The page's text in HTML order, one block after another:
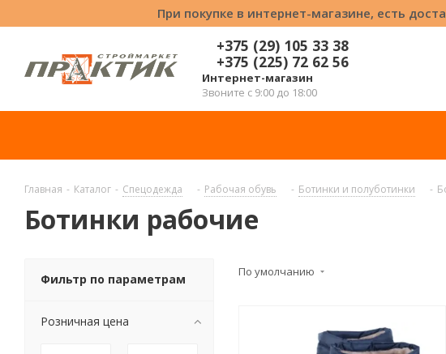
При покупке в интернет-магазине, есть
+375 (29) 105 33 38
+375 (225) 72 62 56
Интернет-магазин
Звоните с 9:00 до 18:00
Главная - Каталог - Спецодежда - Рабочая обувь - Ботинки и полуботинки -
Ботинки рабочие
По умолчанию
Фильтр по параметрам
Розничная цена